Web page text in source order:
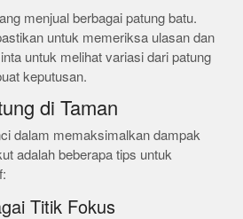
menjual berbagai patung batu.
untuk memeriksa ulasan dan
untuk melihat variasi dari patung
keputusan.
di Taman
dalam memaksimalkan dampak
adalah beberapa tips untuk
Titik Fokus